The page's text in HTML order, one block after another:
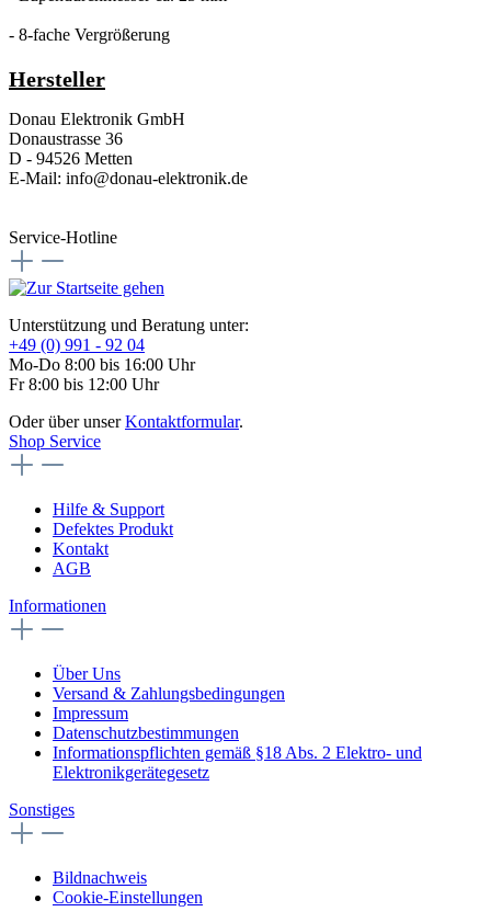
- 8-fache Vergrößerung
Hersteller
Donau Elektronik GmbH
Donaustrasse 36
D - 94526 Metten
E-Mail: info@donau-elektronik.de
Service-Hotline
Unterstützung und Beratung unter:
+49 (0) 991 - 92 04
Mo-Do 8:00 bis 16:00 Uhr
Fr 8:00 bis 12:00 Uhr
Oder über unserKontaktformular.
Shop Service
Hilfe & Support
Defektes Produkt
Kontakt
AGB
Informationen
Über Uns
Versand & Zahlungsbedingungen
Impressum
Datenschutzbestimmungen
Informationspflichten gemäß §18 Abs. 2 Elektro- und
Elektronikgerätegesetz
Sonstiges
Bildnachweis
Cookie-Einstellungen